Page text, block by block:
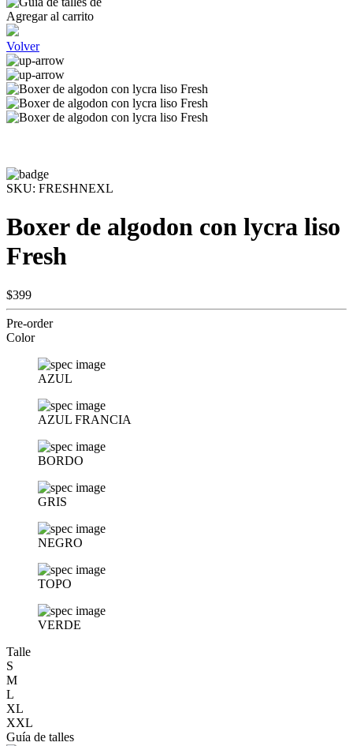
Agregar al carrito
Volver
SKU: FRESHNEXL
Boxer de algodon con lycra liso
Fresh
$399
Pre-order
Color
AZUL
AZUL FRANCIA
BORDO
GRIS
NEGRO
TOPO
VERDE
Talle
S
M
L
XL
XXL
Guía de talles